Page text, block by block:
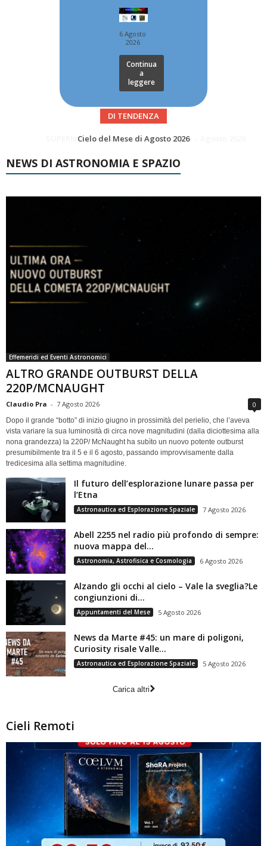
6 Agosto
2026
Continua
a
leggere
DI TENDENZA
SUPERNOVAE aggiornamenti del mese – Agosto 2026
Le Comete del mese di Agosto: LA 10P/TEMPEL AL PERIELIO
NEWS DI ASTRONOMIA E SPAZIO
Effemeridi ed Eventi Astronomici
ALTRO GRANDE OUTBURST DELLA
220P/MCNAUGHT
Claudio Pra - 7 Agosto 2026 0
Dopo il grande “botto” di inizio giugno in prossimità del perielio, che l’aveva
vista variare la sua luminosità di circa nove magnitudini (dalla diciottesima alla
nona grandezza) la 220P/ McNaught ha subìto un nuovo potente outburst
presumibilmente tra il 5 e il 6 agosto, passando improvvisamente dalla
tredicesima alla settima magnitudine.
Il futuro dell’esplorazione lunare passa per
l’Etna
Astronautica ed Esplorazione Spaziale 7 Agosto 2026
Abell 2255 nel radio più profondo di sempre:
nuova mappa del...
Astronomia, Astrofisica e Cosmologia 6 Agosto 2026
Alzando gli occhi al cielo – Vale la sveglia?Le
congiunzioni di...
Appuntamenti del Mese 5 Agosto 2026
News da Marte #45: un mare di poligoni,
Curiosity risale Valle...
Astronautica ed Esplorazione Spaziale 5 Agosto 2026
Carica altri
Cieli Remoti